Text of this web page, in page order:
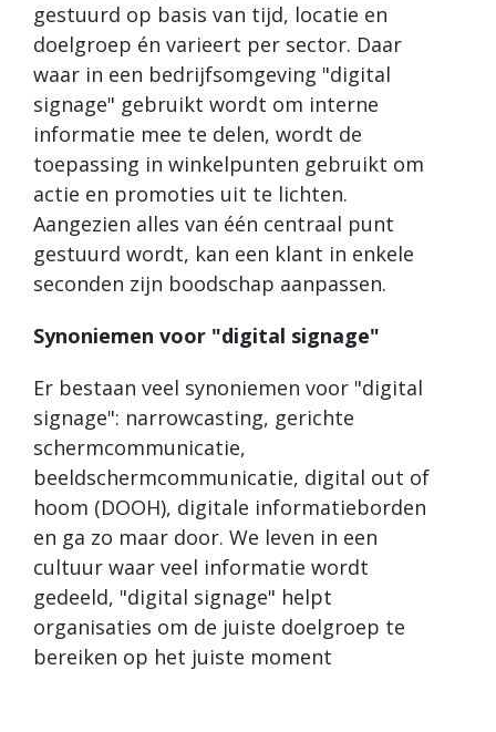
gestuurd op basis van tijd, locatie en
doelgroep én varieert per sector. Daar
waar in een bedrijfsomgeving "digital
signage" gebruikt wordt om interne
informatie mee te delen, wordt de
toepassing in winkelpunten gebruikt om
actie en promoties uit te lichten.
Aangezien alles van één centraal punt
gestuurd wordt, kan een klant in enkele
seconden zijn boodschap aanpassen.
Synoniemen voor "digital signage"
Er bestaan veel synoniemen voor "digital
signage": narrowcasting, gerichte
schermcommunicatie,
beeldschermcommunicatie, digital out of
hoom (DOOH), digitale informatieborden
en ga zo maar door. We leven in een
cultuur waar veel informatie wordt
gedeeld, "digital signage" helpt
organisaties om de juiste doelgroep te
bereiken op het juiste moment